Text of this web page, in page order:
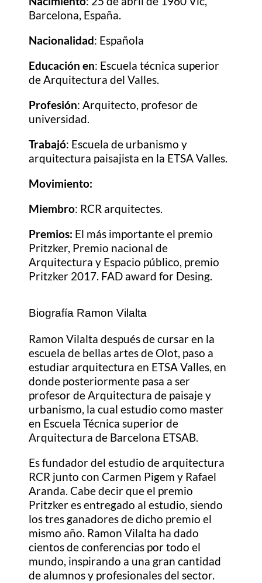
Barcelona, España.
Nacionalidad: Española
Educación en: Escuela técnica superior
de Arquitectura del Valles.
Profesión: Arquitecto, profesor de
universidad.
Trabajó: Escuela de urbanismo y
arquitectura paisajista en la ETSA Valles.
Movimiento:
Miembro: RCR arquitectes.
Premios: El más importante el premio
Pritzker, Premio nacional de
Arquitectura y Espacio público, premio
Pritzker 2017. FAD award for Desing.
Biografía Ramon Vilalta
Ramon Vilalta después de cursar en la
escuela de bellas artes de Olot, paso a
estudiar arquitectura en ETSA Valles, en
donde posteriormente pasa a ser
profesor de Arquitectura de paisaje y
urbanismo, la cual estudio como master
en Escuela Técnica superior de
Arquitectura de Barcelona ETSAB.
Es fundador del estudio de arquitectura
RCR junto con Carmen Pigem y Rafael
Aranda. Cabe decir que el premio
Pritzker es entregado al estudio, siendo
los tres ganadores de dicho premio el
mismo año. Ramon Vilalta ha dado
cientos de conferencias por todo el
mundo, inspirando a una gran cantidad
de alumnos y profesionales del sector.